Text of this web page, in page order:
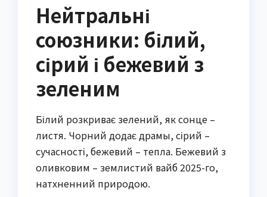
Нейтральні
союзники: білий,
сірий і бежевий з
зеленим
Білий розкриває зелений, як сонце –
листя. Чорний додає драмы, сірий –
сучасності, бежевий – тепла. Бежевий з
оливковим – землистий вайб 2025-го,
натхненний природою.